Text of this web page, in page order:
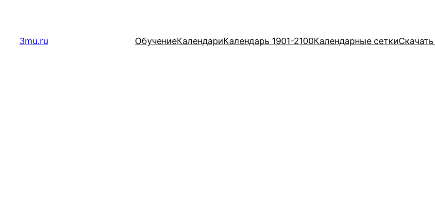
содержимому
3mu.ru ОбучениеКалендариКалендарь 1901-2100Календарные сетки